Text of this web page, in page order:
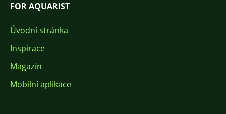
FOR AQUARIST
Úvodní stránka
Inspirace
Magazín
Mobilní aplikace